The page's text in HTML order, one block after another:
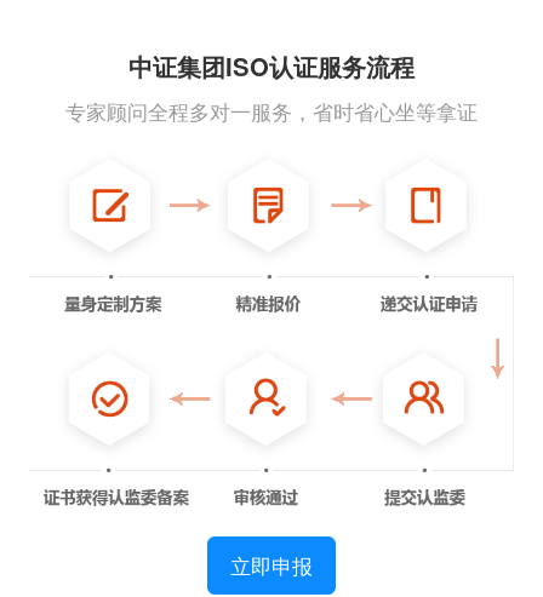
中证集团ISO认证服务流程
专家顾问全程多对一服务，省时省心坐等拿证
立即申报